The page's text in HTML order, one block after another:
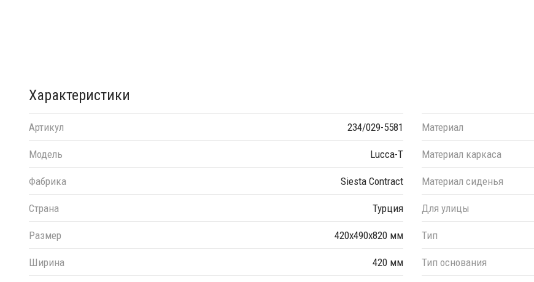
Характеристики
Артикул 234/029-5581
Модель Lucca-T
Фабрика Siesta Contract
Страна Турция
Размер 420х490х820 мм
Ширина 420 мм
Материал
Материал каркаса
Материал сиденья
Для улицы
Тип
Тип основания